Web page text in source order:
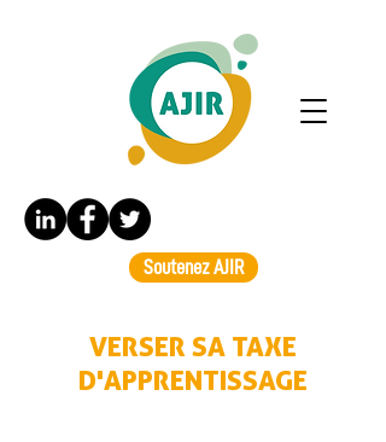
Soutenez AJIR
VERSER SA TAXE
D'APPRENTISSAGE